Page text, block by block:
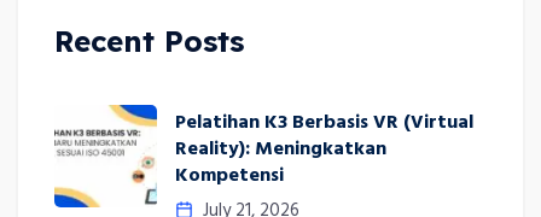
Recent Posts
Pelatihan K3 Berbasis VR (Virtual
Reality): Meningkatkan
Kompetensi